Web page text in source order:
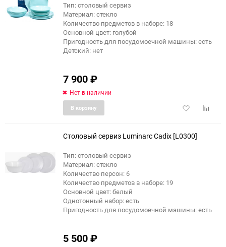
Тип: столовый сервиз
Материал: стекло
Количество предметов в наборе: 18
Основной цвет: голубой
Пригодность для посудомоечной машины: есть
Детский: нет
7 900₽
Нет в наличии
Добавить
В корзину
Столовый сервиз Luminarc Cadix [L0300]
Тип: столовый сервиз
Материал: стекло
Количество персон: 6
Количество предметов в наборе: 19
Основной цвет: белый
Однотонный набор: есть
Пригодность для посудомоечной машины: есть
5 500₽